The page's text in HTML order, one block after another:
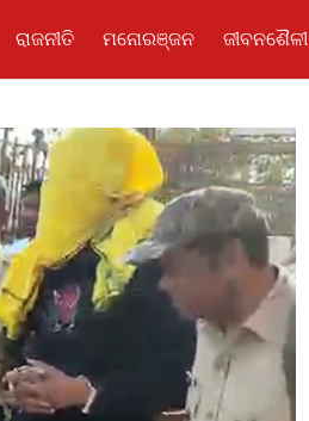
ରାଜନୀତି ମନୋରଞ୍ଜନ ଜୀବନଶୈଳୀ